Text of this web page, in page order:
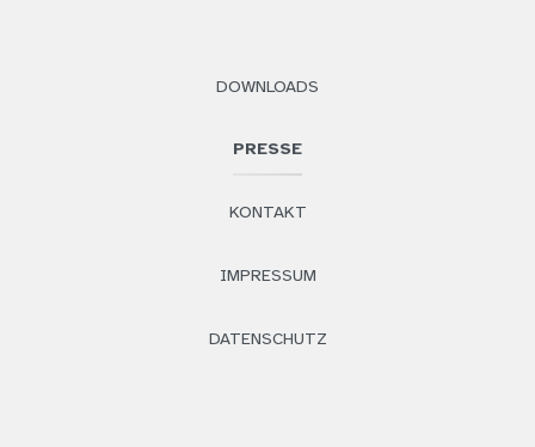
DOWNLOADS
PRESSE
KONTAKT
IMPRESSUM
DATENSCHUTZ